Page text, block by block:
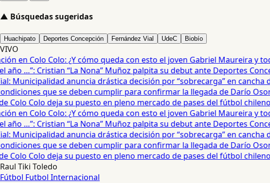
▲ Búsquedas sugeridas
Huachipato Deportes Concepción Fernández Vial UdeC Biobío
VIVO
en Colo Colo: ¿Y cómo queda con esto el joven Gabriel Maureira y
…”: Cristian “La Nona” Muñoz palpita su debut ante Deportes
Municipalidad anuncia drástica decisión por “sobrecarga” en cancha
que se deben cumplir para confirmar la llegada de Darío Osorio
Colo Colo deja su puesto en pleno mercado de pases del fútbol chileno •
en Colo Colo: ¿Y cómo queda con esto el joven Gabriel Maureira y
…”: Cristian “La Nona” Muñoz palpita su debut ante Deportes
Municipalidad anuncia drástica decisión por “sobrecarga” en cancha
que se deben cumplir para confirmar la llegada de Darío Osorio
Colo Colo deja su puesto en pleno mercado de pases del fútbol chileno •
Raul Tiki Toledo
Fútbol Futbol Internacional